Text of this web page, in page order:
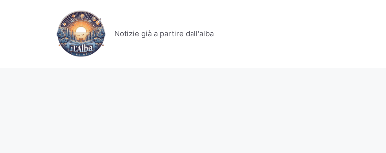
Notizie già a partire dall'alba